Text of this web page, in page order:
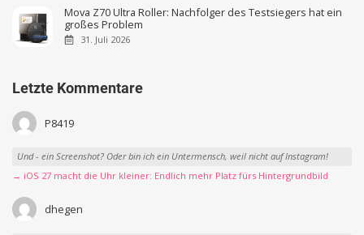
Mova Z70 Ultra Roller: Nachfolger des Testsiegers hat ein
großes Problem
31. Juli 2026
Letzte Kommentare
P8419
Und - ein Screenshot? Oder bin ich ein Untermensch, weil nicht auf Instagram!
→ iOS 27 macht die Uhr kleiner: Endlich mehr Platz fürs Hintergrundbild
dhegen